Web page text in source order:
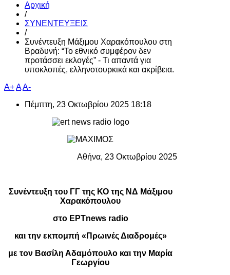
Αρχική
/
ΣΥΝΕΝΤΕΥΞΕΙΣ
/
Συνέντευξη Μάξιμου Χαρακόπουλου στη
Βραδυνή: “Το εθνικό συμφέρον δεν
προτάσσει εκλογές” - Τι απαντά για
υποκλοπές, ελληνοτουρκικά και ακρίβεια.
A+AA-
Πέμπτη, 23 Οκτωβρίου 2025 18:18
Αθήνα, 23 Οκτωβρίου 2025
Συνέντευξη του ΓΓ της ΚΟ της ΝΔ Μάξιμου
Χαρακόπουλου
στο ΕΡΤnews radio
και την εκπομπή «Πρωινές Διαδρομές»
με τον Βασίλη Αδαμόπουλο και την Μαρία
Γεωργίου